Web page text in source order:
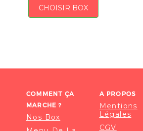
CHOISIR BOX
COMMENT ÇA
MARCHE ?
Nos Box
A PROPOS
Mentions
Légales
CGV